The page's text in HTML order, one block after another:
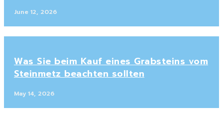
June 12, 2026
Was Sie beim Kauf eines Grabsteins vom
Steinmetz beachten sollten
May 14, 2026